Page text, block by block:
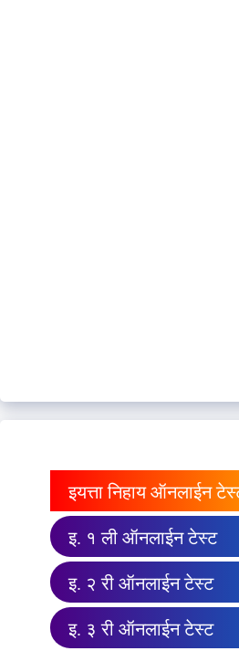
इयत्ता निहाय ऑनलाईन
इ. १ ली ऑनलाईन टेस्ट
इ. २ री ऑनलाईन टेस्ट
इ. ३ री ऑनलाईन टेस्ट